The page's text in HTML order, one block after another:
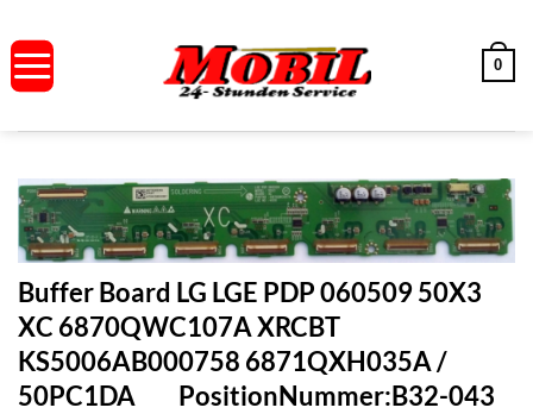
Inhalt
springen
0
Buffer Board LG LGE PDP 060509 50X3
XC 6870QWC107A XRCBT
KS5006AB000758 6871QXH035A /
50PC1DA PositionNummer:B32-043